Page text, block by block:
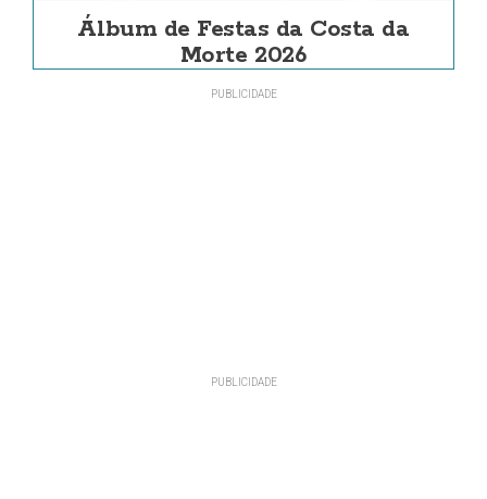
Álbum de Festas da Costa da
Morte 2026